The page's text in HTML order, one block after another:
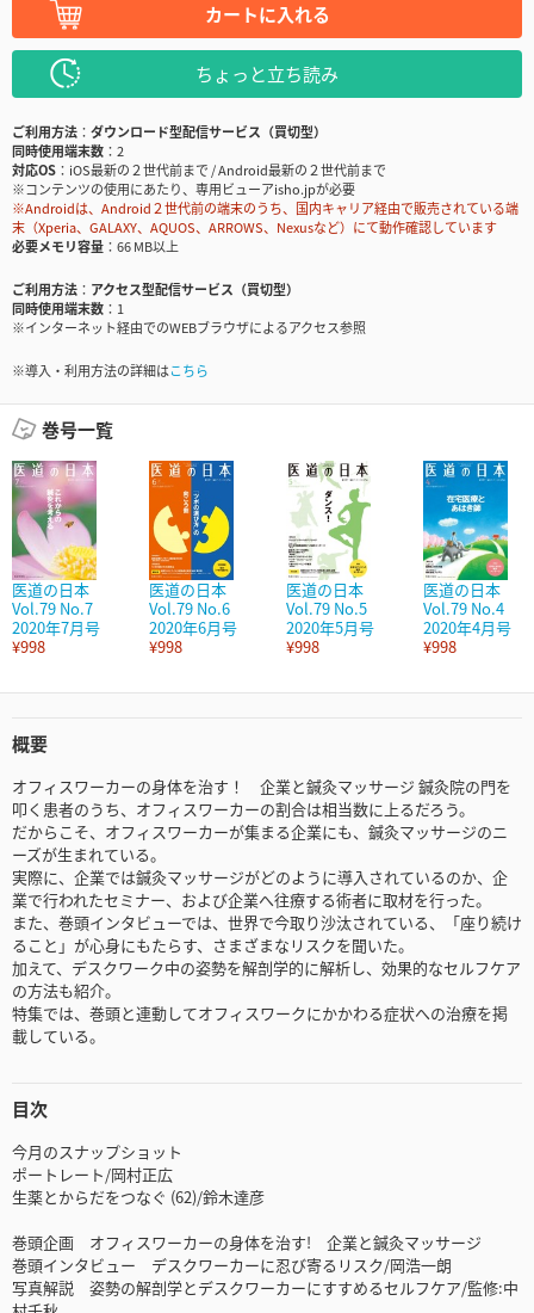
カートに入れる
ちょっと立ち読み
ご利用方法
ダウンロード型配信サービス（買切型）
同時使用端末数
2
対応OS
iOS最新の２世代前まで / Android最新の２世代前まで
※コンテンツの使用にあたり、専用ビューアisho.jpが必要
※Androidは、Android２世代前の端末のうち、国内キャリア経由で販売されている端
末（Xperia、GALAXY、AQUOS、ARROWS、Nexusなど）にて動作確認しています
必要メモリ容量
66 MB以上
ご利用方法
アクセス型配信サービス（買切型）
同時使用端末数
1
※インターネット経由でのWEBブラウザによるアクセス参照
※導入・利用方法の詳細はこちら
巻号一覧
医道の日本
Vol.79 No.7
2020年7月号
¥998
医道の日本
Vol.79 No.6
2020年6月号
¥998
医道の日本
Vol.79 No.5
2020年5月号
¥998
医道の日本
Vol.79 No.4
2020年4月号
¥998
概要
オフィスワーカーの身体を治す！ 企業と鍼灸マッサージ 鍼灸院の門を
叩く患者のうち、オフィスワーカーの割合は相当数に上るだろう。
だからこそ、オフィスワーカーが集まる企業にも、鍼灸マッサージのニ
ーズが生まれている。
実際に、企業では鍼灸マッサージがどのように導入されているのか、企
業で行われたセミナー、および企業へ往療する術者に取材を行った。
また、巻頭インタビューでは、世界で今取り沙汰されている、「座り続け
ること」が心身にもたらす、さまざまなリスクを聞いた。
加えて、デスクワーク中の姿勢を解剖学的に解析し、効果的なセルフケア
の方法も紹介。
特集では、巻頭と連動してオフィスワークにかかわる症状への治療を掲
載している。
目次
今月のスナップショット
ポートレート/岡村正広
生薬とからだをつなぐ (62)/鈴木達彦
巻頭企画 オフィスワーカーの身体を治す! 企業と鍼灸マッサージ
巻頭インタビュー デスクワーカーに忍び寄るリスク/岡浩一朗
写真解説 姿勢の解剖学とデスクワーカーにすすめるセルフケア/監修:中